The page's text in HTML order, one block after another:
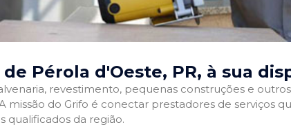
Pérola d'Oeste, PR, à sua
revestimento, pequenas construções e
do Grifo é conectar prestadores de serviços
qualificados da região.